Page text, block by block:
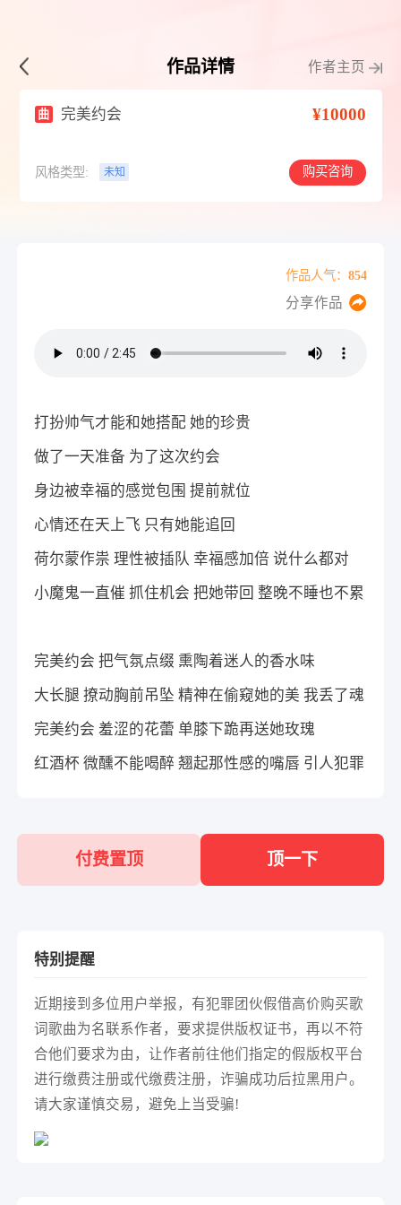
作品详情 作者主页
曲 完美约会 ¥10000
风格类型: 未知 购买咨询
作品人气：854
分享作品
打扮帅气才能和她搭配 她的珍贵
做了一天准备 为了这次约会
身边被幸福的感觉包围 提前就位
心情还在天上飞 只有她能追回
荷尔蒙作祟 理性被插队 幸福感加倍 说什么都对
小魔鬼一直催 抓住机会 把她带回 整晚不睡也不累
完美约会 把气氛点缀 熏陶着迷人的香水味
大长腿 撩动胸前吊坠 精神在偷窥她的美 我丢了魂
完美约会 羞涩的花蕾 单膝下跪再送她玫瑰
红酒杯 微醺不能喝醉 翘起那性感的嘴唇 引人犯罪
付费置顶 顶一下
特别提醒
近期接到多位用户举报，有犯罪团伙假借高价购买歌
词歌曲为名联系作者，要求提供版权证书，再以不符
合他们要求为由，让作者前往他们指定的假版权平台
进行缴费注册或代缴费注册，诈骗成功后拉黑用户。
请大家谨慎交易，避免上当受骗!